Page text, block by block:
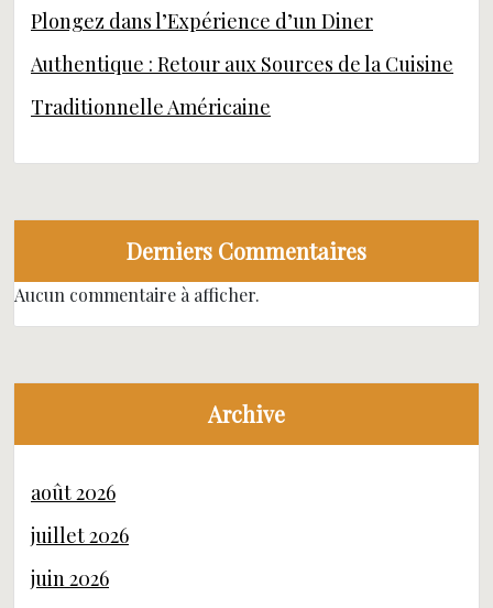
Plongez dans l’Expérience d’un Diner
Authentique : Retour aux Sources de la Cuisine
Traditionnelle Américaine
Derniers Commentaires
Aucun commentaire à afficher.
Archive
août 2026
juillet 2026
juin 2026